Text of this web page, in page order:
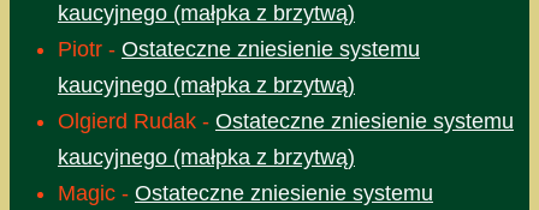
kaucyjnego (małpka z brzytwą)
Piotr - Ostateczne zniesienie systemu
kaucyjnego (małpka z brzytwą)
Olgierd Rudak - Ostateczne zniesienie systemu
kaucyjnego (małpka z brzytwą)
Magic - Ostateczne zniesienie systemu